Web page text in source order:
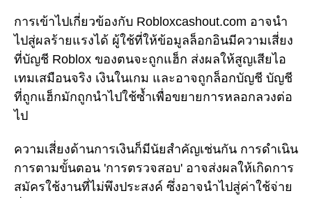
การเข้าไปเกี่ยวข้องกับ Robloxcashout.com อาจนำ
ไปสู่ผลร้ายแรงได้ ผู้ใช้ที่ให้ข้อมูลล็อกอินมีความเสี่ยง
ที่บัญชี Roblox ของตนจะถูกแฮ็ก ส่งผลให้สูญเสียไอ
เทมเสมือนจริง เงินในเกม และอาจถูกล็อกบัญชี บัญชี
ที่ถูกแฮ็กมักถูกนำไปใช้ซ้ำเพื่อขยายการหลอกลวงต่อ
ไป
ความเสี่ยงด้านการเงินก็มีนัยสำคัญเช่นกัน การดำเนิน
การตามขั้นตอน 'การตรวจสอบ' อาจส่งผลให้เกิดการ
สมัครใช้งานที่ไม่พึงประสงค์ ซึ่งอาจนำไปสู่ค่าใช้จ่าย